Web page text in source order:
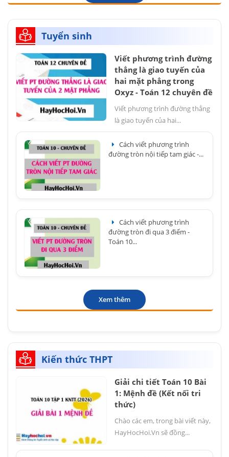
Tuyển sinh
Viết phương trình đường
thẳng là giao tuyến của
hai mặt phẳng trong
Oxyz - Toán 12 chuyên đề
Viết phương trình đường thẳng
là giao tuyến của hai...
Cách viết phương trình
đường tròn nội tiếp tam giác -...
Cách viết phương trình
đường tròn đi qua 3 điểm -
Toán 10...
Xem thêm
Kiến thức THPT
Giải chi tiết Toán 10 Bài
1: Mệnh đề (Kết nối tri
thức)
Chào các em, trong bài viết này,
HayHocHoi.Vn sẽ đồng...